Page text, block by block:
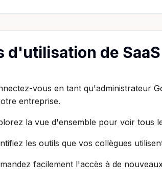
d'utilisation de
vous en tant qu'administrateur
entreprise.
la vue d'ensemble pour voir tous
les outils que vos collègues
facilement l'accès à de